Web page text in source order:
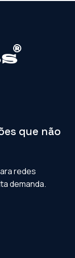
que não
redes
demanda.